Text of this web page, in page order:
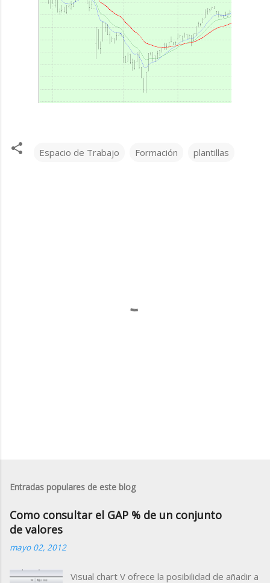
Espacio de Trabajo Formación plantillas
Entradas populares de este blog
Como consultar el GAP % de un conjunto
de valores
mayo 02, 2012
Visual chart V ofrece la posibilidad de añadir a